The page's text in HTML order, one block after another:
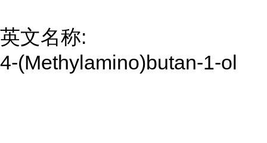
英文名称:
4-(Methylamino)butan-1-ol